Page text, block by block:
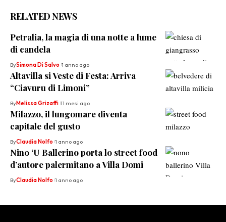
RELATED NEWS
Petralia, la magia di una notte a lume
di candela
BySimona Di Salvo 1 anno ago
Altavilla si Veste di Festa: Arriva
“Ciavuru di Limoni”
ByMelissa Grizaffi 11 mesi ago
Milazzo, il lungomare diventa
capitale del gusto
ByClaudia Nolfo 1 anno ago
Nino ‘U Ballerino porta lo street food
d’autore palermitano a Villa Domi
ByClaudia Nolfo 1 anno ago